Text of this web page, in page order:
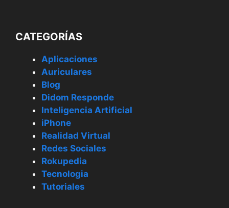
CATEGORÍAS
Aplicaciones
Auriculares
Blog
Didom Responde
Inteligencia Artificial
iPhone
Realidad Virtual
Redes Sociales
Rokupedia
Tecnologia
Tutoriales